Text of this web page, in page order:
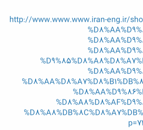
http://www.www.www.iran-eng.ir/